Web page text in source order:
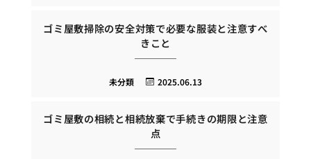
ゴミ屋敷掃除の安全対策で必要な服装と注意すべ
きこと
2025.06.13
未分類
ゴミ屋敷の相続と相続放棄で手続きの期限と注意
点